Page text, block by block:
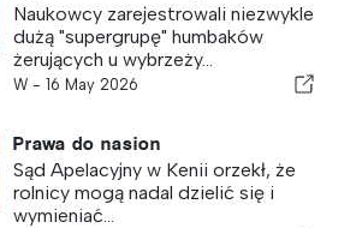
Naukowcy zarejestrowali niezwykle
dużą "supergrupę" humbaków
żerujących u wybrzeży...
W - 16 May 2026
Prawa do nasion
Sąd Apelacyjny w Kenii orzekł, że
rolnicy mogą nadal dzielić się i
wymieniać...